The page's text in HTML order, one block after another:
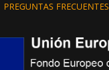
PREGUNTAS FRECUENTES